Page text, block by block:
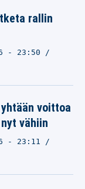
rallin
- 23:50
voittoa
vähiin
- 23:11